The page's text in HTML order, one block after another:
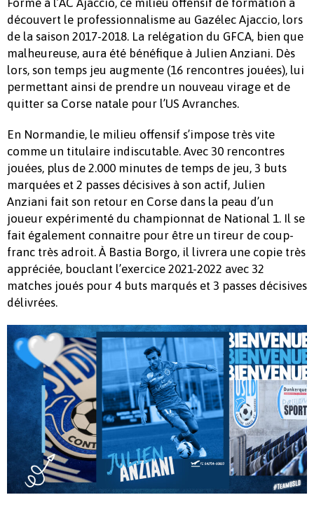
Formé à l’AC Ajaccio, ce milieu offensif de formation a
découvert le professionnalisme au Gazélec Ajaccio, lors
de la saison 2017-2018. La relégation du GFCA, bien que
malheureuse, aura été bénéfique à Julien Anziani. Dès
lors, son temps jeu augmente (16 rencontres jouées), lui
permettant ainsi de prendre un nouveau virage et de
quitter sa Corse natale pour l’US Avranches.
En Normandie, le milieu offensif s’impose très vite
comme un titulaire indiscutable. Avec 30 rencontres
jouées, plus de 2.000 minutes de temps de jeu, 3 buts
marquées et 2 passes décisives à son actif, Julien
Anziani fait son retour en Corse dans la peau d’un
joueur expérimenté du championnat de National 1. Il se
fait également connaitre pour être un tireur de coup-
franc très adroit. À Bastia Borgo, il livrera une copie très
appréciée, bouclant l’exercice 2021-2022 avec 32
matches joués pour 4 buts marqués et 3 passes décisives
délivrées.